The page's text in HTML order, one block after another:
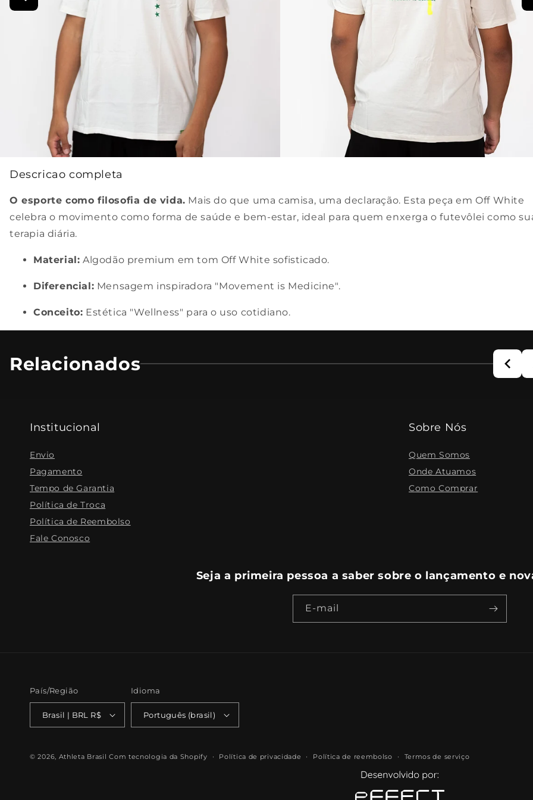
Descricao completa
O esporte como filosofia de vida. Mais do que uma camisa, uma declaração. Esta peça em Off White
celebra o movimento como forma de saúde e bem-estar, ideal para quem enxerga o futevôlei como
terapia diária.
Material: Algodão premium em tom Off White sofisticado.
Diferencial: Mensagem inspiradora "Movement is Medicine".
Conceito: Estética "Wellness" para o uso cotidiano.
Relacionados
Institucional
Envio
Pagamento
Tempo de Garantia
Política de Troca
Política de Reembolso
Fale Conosco
Sobre Nós
Quem Somos
Onde Atuamos
Como Comprar
Seja a primeira pessoa a saber sobre o lançamento e
E-mail
País/Região
Brasil | BRL R$
Idioma
Português (brasil)
© 2026, Athleta Brasil Com tecnologia da Shopify Política de privacidade Política de reembolso Termos de serviço